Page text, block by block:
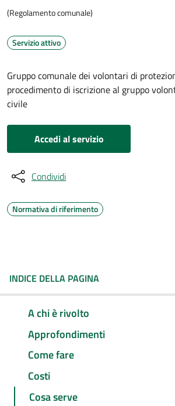
(Regolamento comunale)
Servizio attivo
Gruppo comunale dei volontari di
procedimento di iscrizione al gruppo
civile
Accedi al servizio
Condividi
Normativa di riferimento
INDICE DELLA PAGINA
A chi è rivolto
Approfondimenti
Come fare
Costi
Cosa serve